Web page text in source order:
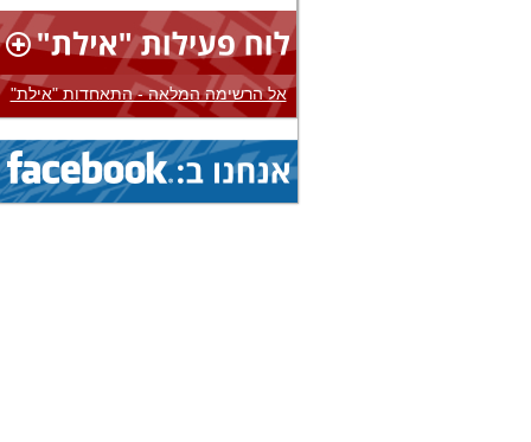
(איגוד: ג'יו ג'יטסו)
1.8.2026 - 8.8.2026
אליפות עולם...
(איגוד: ג'יו ג'יטסו)
הצג
3.8.2026 - 8.8.2026
אליפות אירופה...
(איגוד: בייסבול)
הצג
1.8.2026 - 9.8.2026
אליפות עולם...
(איגוד: ג'יו ג'יטסו)
הצג
1.8.2026 - 9.8.2026
אל הרשימה המלאה - התאחדות "אילת"